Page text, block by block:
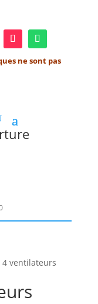
ne sont pas
ventilateurs